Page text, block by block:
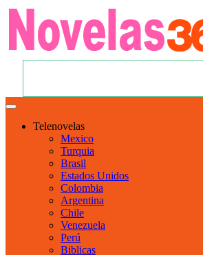
Telenovelas
Mexico
Turquia
Brasil
Estados Unidos
Colombia
Argentina
Chile
Venezuela
Perú
Biblicas